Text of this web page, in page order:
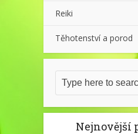
Reiki
Těhotenství a porod
Nejnovější